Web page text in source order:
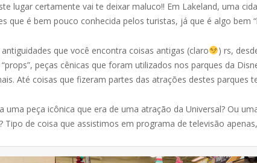
lugar certamente vai te deixar maluco!! Em Lakeland, uma
que é bem pouco conhecida pelos turistas, já que é algo bem
que você encontra coisas antigas (claro
) rs,
peças cênicas que foram utilizados nos parques da
Até coisas que fizeram partes das atrações destes parques
uma peça icônica que era de uma atração da Universal? Ou
Tipo de coisa que assistimos em programa de televisão